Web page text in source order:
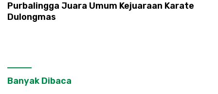
Purbalingga Juara Umum Kejuaraan Karate
Dulongmas
Banyak Dibaca